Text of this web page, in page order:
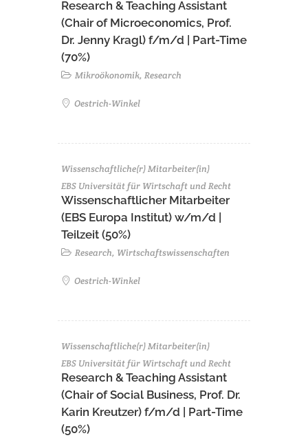
Research & Teaching Assistant
(Chair of Microeconomics, Prof.
Dr. Jenny Kragl) f/m/d | Part-Time
(70%)
Mikroökonomik, Research
Oestrich-Winkel
Wissenschaftliche(r) Mitarbeiter(in)
EBS Universität für Wirtschaft und Recht
Wissenschaftlicher Mitarbeiter
(EBS Europa Institut) w/m/d |
Teilzeit (50%)
Research, Wirtschaftswissenschaften
Oestrich-Winkel
Wissenschaftliche(r) Mitarbeiter(in)
EBS Universität für Wirtschaft und Recht
Research & Teaching Assistant
(Chair of Social Business, Prof. Dr.
Karin Kreutzer) f/m/d | Part-Time
(50%)